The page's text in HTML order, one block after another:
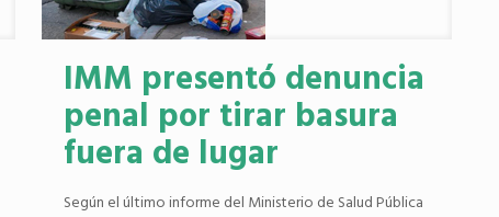
IMM presentó denuncia
penal por tirar basura
fuera de lugar
Según el último informe del Ministerio de Salud Pública